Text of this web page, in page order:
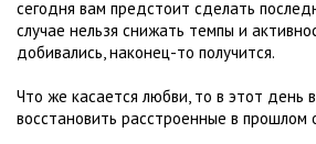
сегодня вам предстоит сделать
случае нельзя снижать темпы и
добивались, наконец-то получится.
Что же касается любви, то в этот день
восстановить расстроенные в прошлом